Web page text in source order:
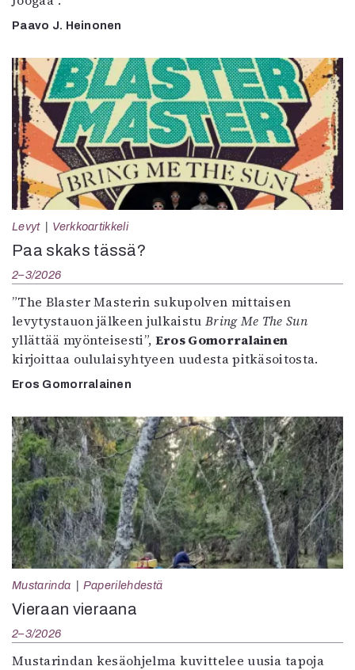
Paavo J. Heinonen
Levyt Verkkoartikkeli
Paa skaks tässä?
2–3/2026
”The Blaster Masterin sukupolven mittaisen
levytystauon jälkeen julkaistu Bring Me The Sun
yllättää myönteisesti”, Eros Gomorralainen
kirjoittaa oululaisyhtyeen uudesta pitkäsoitosta.
Eros Gomorralainen
Mustarinda Paperilehdestä
Vieraan vieraana
2–3/2026
Mustarindan kesäohjelma kuvittelee uusia tapoja